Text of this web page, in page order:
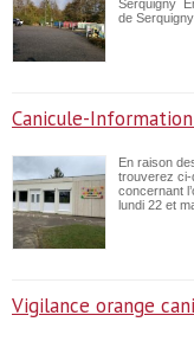
Serquigny
de
Canicule-
En raison
trouverez ci-
concernant
lundi 22 et
Vigilance orange